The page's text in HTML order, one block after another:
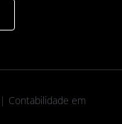
Contabilidade em